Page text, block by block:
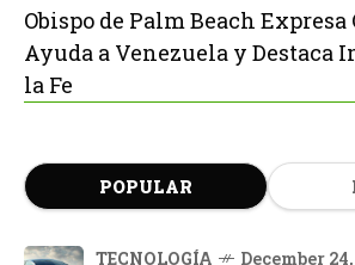
Obispo de Palm Beach
Ayuda a Venezuela y Destaca
la Fe
POPULAR
TECNOLOGÍA December